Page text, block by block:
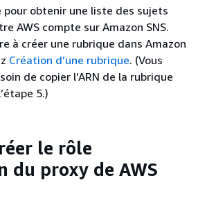
pour obtenir une liste des sujets
AWS compte sur Amazon SNS.
à créer une rubrique dans Amazon
Création d’une rubrique. (Vous
de copier l’ARN de la rubrique
5.)
le rôle
du proxy de AWS